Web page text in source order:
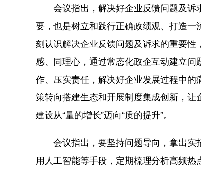
会议指出，解决好企业反馈问题及诉
要，也是树立和践行正确政绩观、打造
刻认识解决企业反馈问题及诉求的重要
感、同理心，通过常态化政企互动建立问
作、压实责任，解决好企业发展过程中
策转向搭建生态和开展制度集成创新，
建设从“量的增长”迈向“质的提升”。
会议指出，要坚持问题导向，拿出实
用人工智能等手段，定期梳理分析高频热